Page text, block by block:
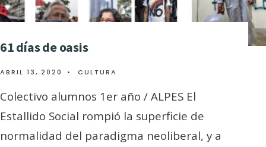
61 días de oasis
ABRIL 13, 2020 • CULTURA
Colectivo alumnos 1er año / ALPES El
Estallido Social rompió la superficie de
normalidad del paradigma neoliberal, y a